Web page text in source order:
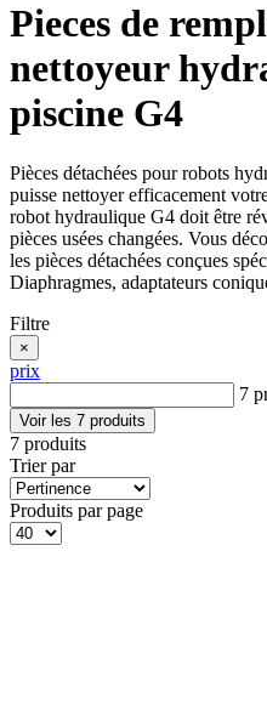
Pieces de
nettoyeur
piscine G4
Pièces détachées pour robots
puisse nettoyer efficacement
robot hydraulique G4 doit être
pièces usées changées. Vous
les pièces détachées conçues
Diaphragmes, adaptateurs
Filtre
×
prix
7
Voir les 7 produits
7 produits
Trier par
Produits par page